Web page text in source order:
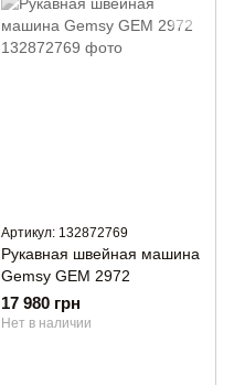
Артикул: 132872769
Рукавная швейная машина
Gemsy GEM 2972
17 980 грн
Нет в наличии